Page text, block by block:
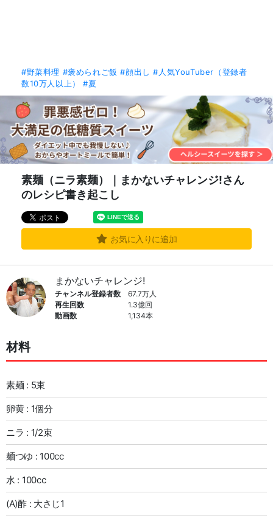
#野菜料理 #褒められご飯 #顔出し #人気YouTuber（登録者
数10万人以上）
#夏
素麺（ニラ素麺）｜まかないチャレンジ!さん
のレシピ書き起こし
お気に入りに追加
まかないチャレンジ!
チャンネル登録者数
67.7万人
再生回数
1.3億回
動画数
1,134本
材料
素麺 : 5束
卵黄 : 1個分
ニラ : 1/2束
麺つゆ : 100cc
水 : 100cc
(A)酢 : 大さじ1